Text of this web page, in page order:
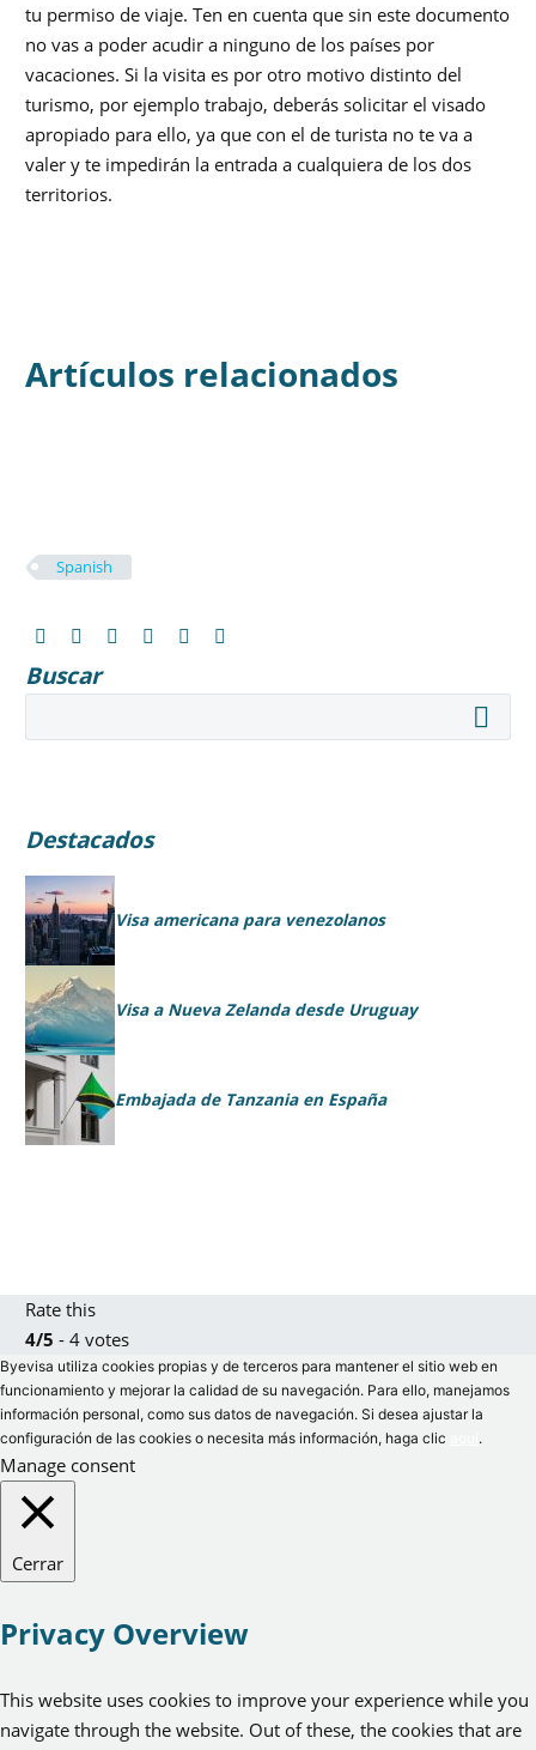
tu permiso de viaje. Ten en cuenta que sin este documento
no vas a poder acudir a ninguno de los países por
vacaciones. Si la visita es por otro motivo distinto del
turismo, por ejemplo trabajo, deberás solicitar el visado
apropiado para ello, ya que con el de turista no te va a
valer y te impedirán la entrada a cualquiera de los dos
territorios.
Artículos relacionados
Spanish
Buscar
Destacados
Visa americana para venezolanos
Visa a Nueva Zelanda desde Uruguay
Embajada de Tanzania en España
Rate this
4/5 - 4 votes
Byevisa utiliza cookies propias y de terceros para mantener el sitio web en
funcionamiento y mejorar la calidad de su navegación. Para ello, manejamos
información personal, como sus datos de navegación. Si desea ajustar la
configuración de las cookies o necesita más información, haga clic
.
Manage consent
Cerrar
Privacy Overview
This website uses cookies to improve your experience while you
navigate through the website. Out of these, the cookies that are